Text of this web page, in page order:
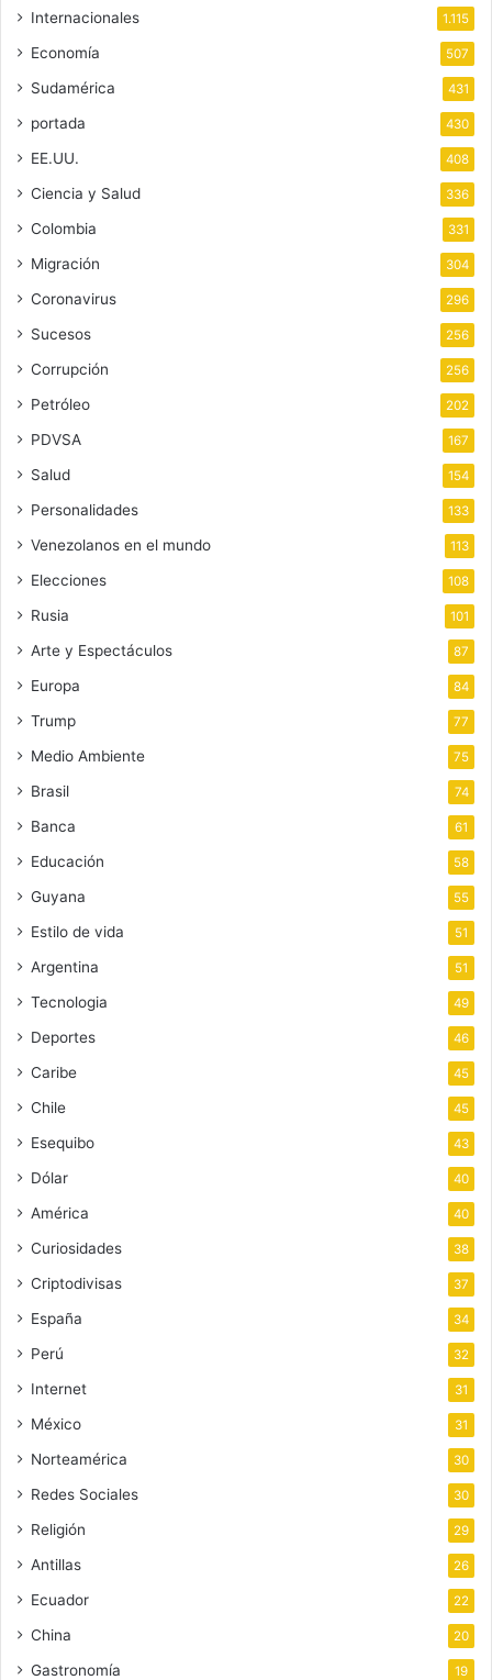
Internacionales 1.115
Economía 507
Sudamérica 431
portada 430
EE.UU. 408
Ciencia y Salud 336
Colombia 331
Migración 304
Coronavirus 296
Sucesos 256
Corrupción 256
Petróleo 202
PDVSA 167
Salud 154
Personalidades 133
Venezolanos en el mundo 113
Elecciones 108
Rusia 101
Arte y Espectáculos 87
Europa 84
Trump 77
Medio Ambiente 75
Brasil 74
Banca 61
Educación 58
Guyana 55
Estilo de vida 51
Argentina 51
Tecnologia 49
Deportes 46
Caribe 45
Chile 45
Esequibo 43
Dólar 40
América 40
Curiosidades 38
Criptodivisas 37
España 34
Perú 32
Internet 31
México 31
Norteamérica 30
Redes Sociales 30
Religión 29
Antillas 26
Ecuador 22
China 20
Gastronomía 19